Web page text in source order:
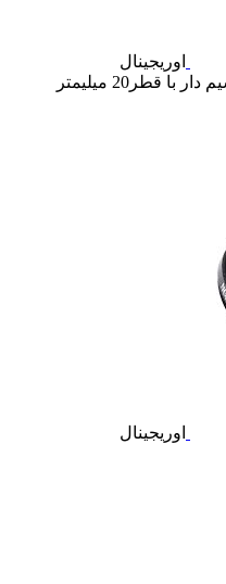
اوریجینال
اوریجینال